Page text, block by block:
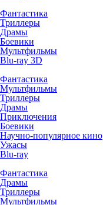
Фантастика
Триллеры
Драмы
Боевики
Мультфильмы
Blu-ray 3D
Фантастика
Мультфильмы
Триллеры
Драмы
Приключения
Боевики
Научно-популярное кино
Ужасы
Blu-ray
Фантастика
Драмы
Триллеры
Мультфильмы